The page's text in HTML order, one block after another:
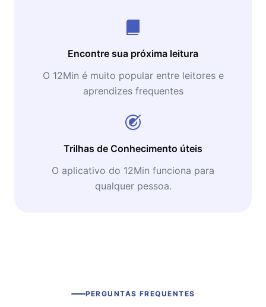
Encontre sua próxima leitura
O 12Min é muito popular entre leitores e
aprendizes frequentes
Trilhas de Conhecimento úteis
O aplicativo do 12Min funciona para
qualquer pessoa.
PERGUNTAS FREQUENTES